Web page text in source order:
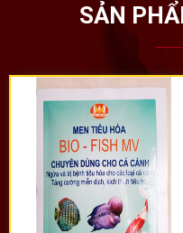
SẢN